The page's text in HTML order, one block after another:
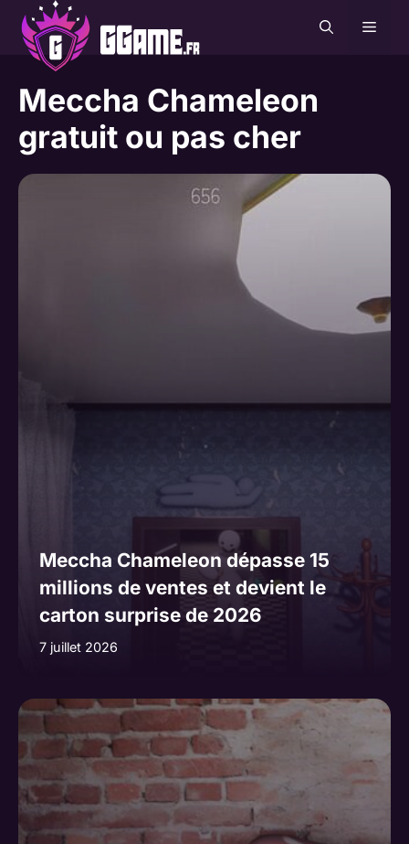
Aller
contenu
Meccha Chameleon
gratuit ou pas cher
Meccha Chameleon dépasse 15
millions de ventes et devient le
carton surprise de 2026
7 juillet 2026